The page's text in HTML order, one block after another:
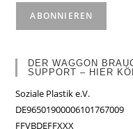
DER WAGGON
SUPPORT – HIER
Soziale Plastik e.V.
DE96501900006101767009
FFVBDEFFXXX